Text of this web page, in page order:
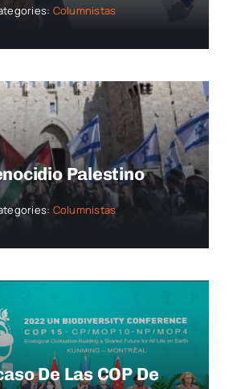
Columnistas
Palestino
Columnistas
De Las COP De